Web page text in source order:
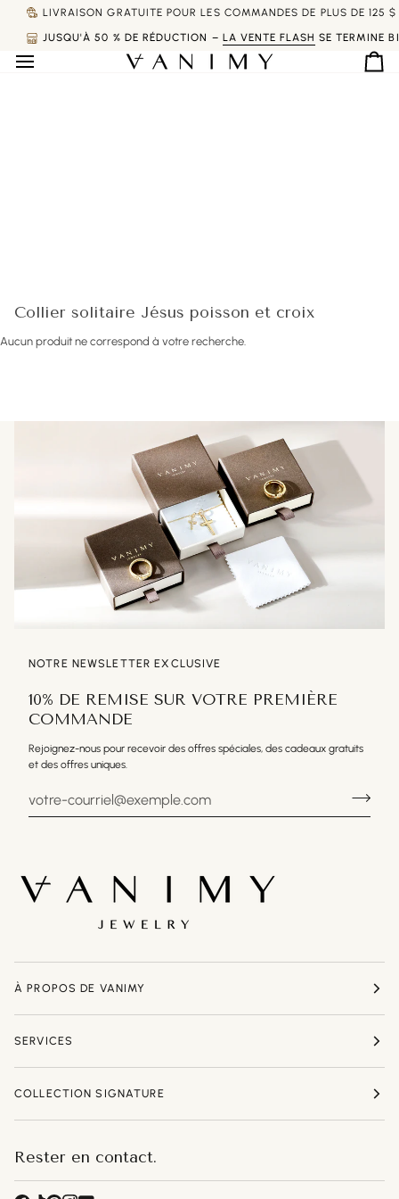
Passer
contenu
LIVRAISON GRATUITE POUR LES COMMANDES DE PLUS DE 125 $
JUSQU'À 50 % DE RÉDUCTION – LA VENTE FLASH SE TERMINE
Collier solitaire Jésus poisson et croix
Aucun produit ne correspond à votre recherche.
NOTRE NEWSLETTER EXCLUSIVE
10% DE REMISE SUR VOTRE PREMIÈRE
COMMANDE
Rejoignez-nous pour recevoir des offres spéciales, des cadeaux gratuits
et des offres uniques.
À PROPOS DE VANIMY
SERVICES
COLLECTION SIGNATURE
Rester en contact.